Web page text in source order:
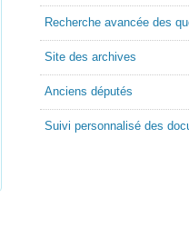
Recherche avancée des
Site des archives
Anciens députés
Suivi personnalisé des